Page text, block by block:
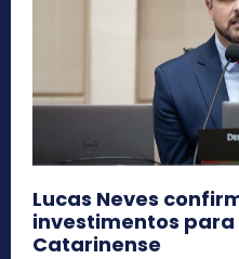
Lucas Neves
investimentos
Catarinense